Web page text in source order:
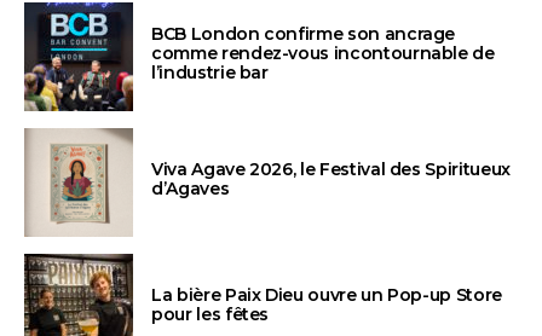
BCB London confirme son ancrage
comme rendez-vous incontournable de
l’industrie bar
Viva Agave 2026, le Festival des Spiritueux
d’Agaves
La bière Paix Dieu ouvre un Pop-up Store
pour les fêtes